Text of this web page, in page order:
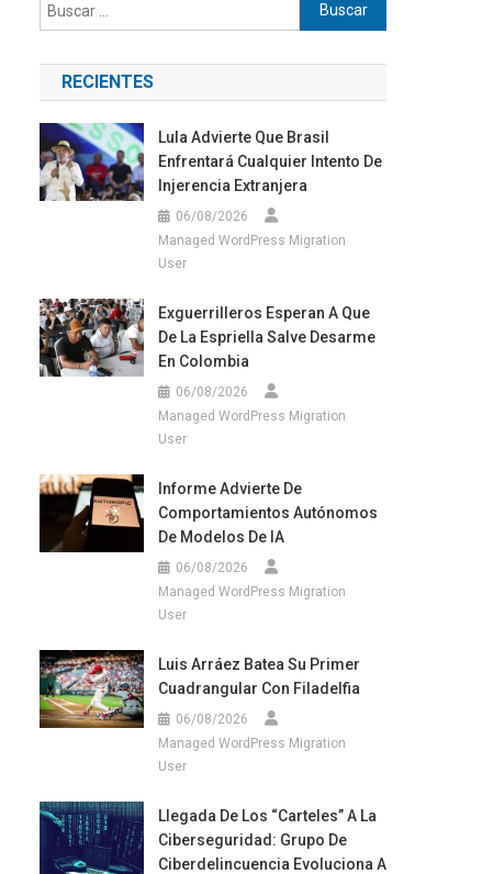
RECIENTES
Lula Advierte Que Brasil
Enfrentará Cualquier Intento De
Injerencia Extranjera
06/08/2026
Managed WordPress Migration
User
Exguerrilleros Esperan A Que
De La Espriella Salve Desarme
En Colombia
06/08/2026
Managed WordPress Migration
User
Informe Advierte De
Comportamientos Autónomos
De Modelos De IA
06/08/2026
Managed WordPress Migration
User
Luis Arráez Batea Su Primer
Cuadrangular Con Filadelfia
06/08/2026
Managed WordPress Migration
User
Llegada De Los “carteles” A La
Ciberseguridad: Grupo De
Ciberdelincuencia Evoluciona A